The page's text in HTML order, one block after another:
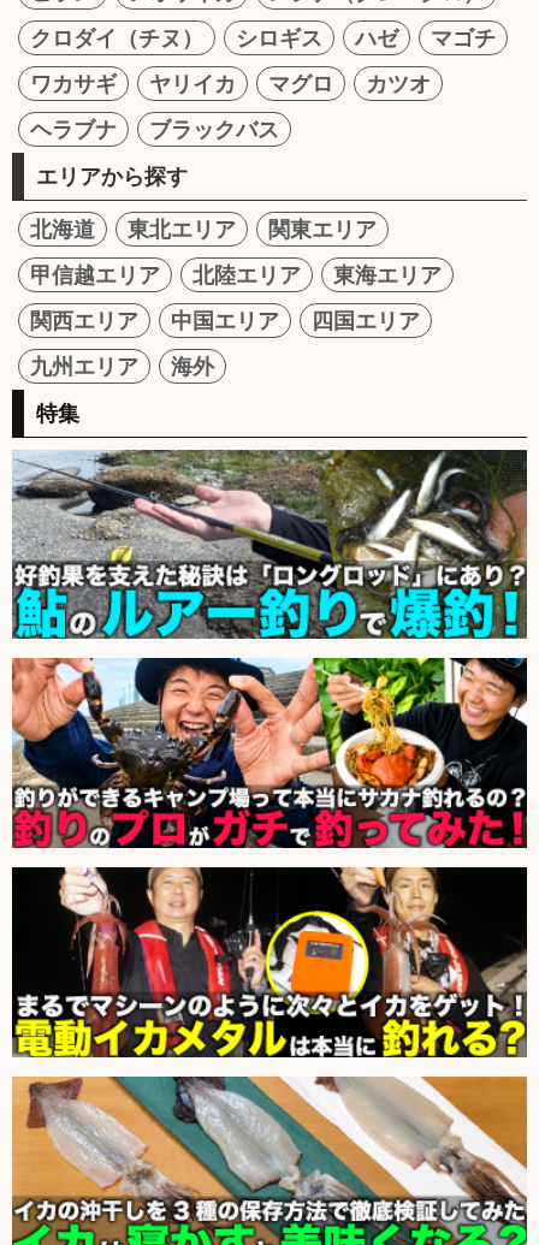
クロダイ（チヌ）
シロギス ハゼ
マゴチ
ワカサギ
ヤリイカ マグロ
カツオ
ヘラブナ
ブラックバス
エリアから探す
北海道 東北エリア
関東エリア
甲信越エリア
北陸エリア
東海エリア
関西エリア
中国エリア
四国エリア
九州エリア
海外
特集